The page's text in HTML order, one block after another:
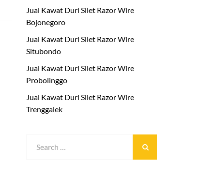
Jual Kawat Duri Silet Razor Wire
Bojonegoro
Jual Kawat Duri Silet Razor Wire
Situbondo
Jual Kawat Duri Silet Razor Wire
Probolinggo
Jual Kawat Duri Silet Razor Wire
Trenggalek